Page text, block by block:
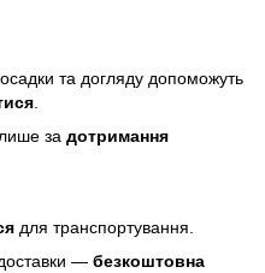
та догляду допоможуть
за дотримання
для транспортування.
— безкоштовна